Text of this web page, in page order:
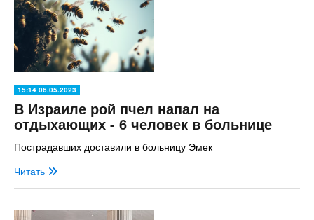
15:14 06.05.2023
В Израиле рой пчел напал на
отдыхающих - 6 человек в больнице
Пострадавших доставили в больницу Эмек
Читать